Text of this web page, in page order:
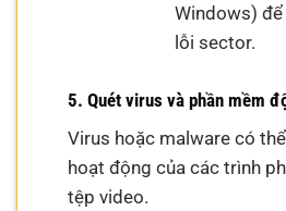
Windows)
lỗi sector.
5. Quét virus và phần mềm
Virus hoặc malware có
hoạt động của các trình
tệp video.